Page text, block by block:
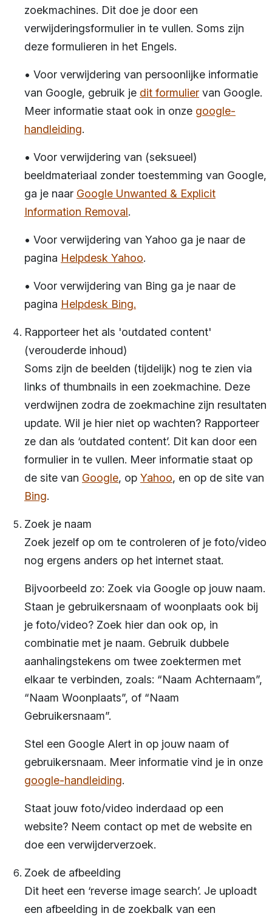
zoekmachines. Dit doe je door een
verwijderingsformulier in te vullen. Soms zijn
deze formulieren in het Engels.
• Voor verwijdering van persoonlijke informatie
van Google, gebruik je dit formulier van Google.
Meer informatie staat ook in onze google-
handleiding.
• Voor verwijdering van (seksueel)
beeldmateriaal zonder toestemming van Google,
ga je naar Google Unwanted & Explicit
Information Removal.
• Voor verwijdering van Yahoo ga je naar de
pagina Helpdesk Yahoo.
• Voor verwijdering van Bing ga je naar de
pagina Helpdesk Bing.
Rapporteer het als 'outdated content'
(verouderde inhoud)
Soms zijn de beelden (tijdelijk) nog te zien via
links of thumbnails in een zoekmachine. Deze
verdwijnen zodra de zoekmachine zijn resultaten
update. Wil je hier niet op wachten? Rapporteer
ze dan als ‘outdated content’. Dit kan door een
formulier in te vullen. Meer informatie staat op
de site van Google, op Yahoo, en op de site van
Bing.
Zoek je naam
Zoek jezelf op om te controleren of je foto/video
nog ergens anders op het internet staat.
Bijvoorbeeld zo: Zoek via Google op jouw naam.
Staan je gebruikersnaam of woonplaats ook bij
je foto/video? Zoek hier dan ook op, in
combinatie met je naam. Gebruik dubbele
aanhalingstekens om twee zoektermen met
elkaar te verbinden, zoals: “Naam Achternaam”,
“Naam Woonplaats”, of “Naam
Gebruikersnaam”.
Stel een Google Alert in op jouw naam of
gebruikersnaam. Meer informatie vind je in onze
google-handleiding.
Staat jouw foto/video inderdaad op een
website? Neem contact op met de website en
doe een verwijderverzoek.
Zoek de afbeelding
Dit heet een ‘reverse image search’. Je uploadt
een afbeelding in de zoekbalk van een